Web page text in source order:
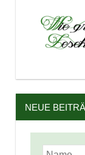
NEUE